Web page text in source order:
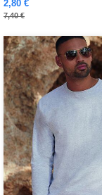
2,80 €
7,40 €